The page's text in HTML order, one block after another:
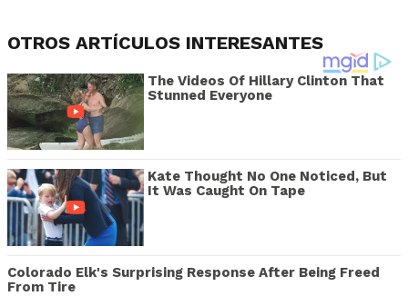
OTROS ARTÍCULOS INTERESANTES
The Videos Of Hillary Clinton That
Stunned Everyone
Kate Thought No One Noticed, But
It Was Caught On Tape
Colorado Elk's Surprising Response After Being Freed
From Tire